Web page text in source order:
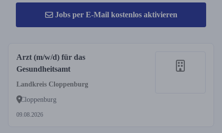
Jobs per E-Mail kostenlos aktivieren
Arzt (m/w/d) für das
Gesundheitsamt
Landkreis Cloppenburg
Cloppenburg
09.08.2026